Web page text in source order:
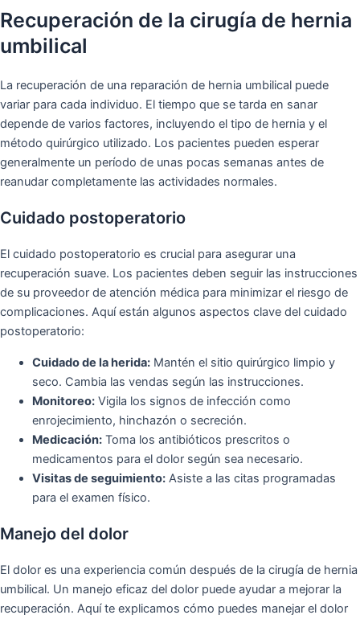
Recuperación de la cirugía de hernia
umbilical
La recuperación de una reparación de hernia umbilical puede
variar para cada individuo. El tiempo que se tarda en sanar
depende de varios factores, incluyendo el tipo de hernia y el
método quirúrgico utilizado. Los pacientes pueden esperar
generalmente un período de unas pocas semanas antes de
reanudar completamente las actividades normales.
Cuidado postoperatorio
El cuidado postoperatorio es crucial para asegurar una
recuperación suave. Los pacientes deben seguir las instrucciones
de su proveedor de atención médica para minimizar el riesgo de
complicaciones. Aquí están algunos aspectos clave del cuidado
postoperatorio:
Cuidado de la herida: Mantén el sitio quirúrgico limpio y
seco. Cambia las vendas según las instrucciones.
Monitoreo: Vigila los signos de infección como
enrojecimiento, hinchazón o secreción.
Medicación: Toma los antibióticos prescritos o
medicamentos para el dolor según sea necesario.
Visitas de seguimiento: Asiste a las citas programadas
para el examen físico.
Manejo del dolor
El dolor es una experiencia común después de la cirugía de hernia
umbilical. Un manejo eficaz del dolor puede ayudar a mejorar la
recuperación. Aquí te explicamos cómo puedes manejar el dolor